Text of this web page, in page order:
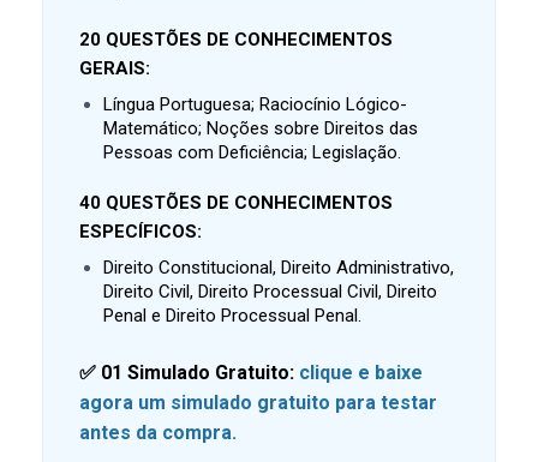
20 QUESTÕES DE CONHECIMENTOS
GERAIS:
Língua Portuguesa; Raciocínio Lógico-
Matemático; Noções sobre Direitos das
Pessoas com Deficiência; Legislação.
40 QUESTÕES DE CONHECIMENTOS
ESPECÍFICOS:
Direito Constitucional, Direito Administrativo,
Direito Civil, Direito Processual Civil, Direito
Penal e Direito Processual Penal.
✅ 01 Simulado Gratuito: clique e baixe
agora um simulado gratuito para testar
antes da compra.